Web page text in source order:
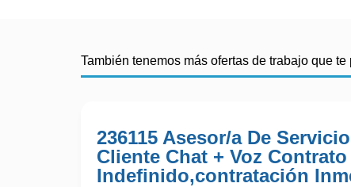
También tenemos más ofertas de trabajo que
236115 Asesor/a De
Cliente Chat + Voz Contrato
Indefinido,contratación